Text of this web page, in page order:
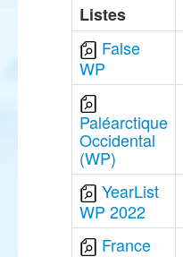
Listes
False
WP
Paléarctique
Occidental
(WP)
YearList
WP 2022
France